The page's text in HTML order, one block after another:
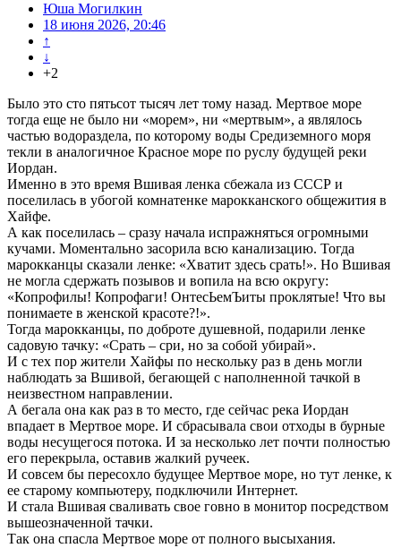
Юша Могилкин
18 июня 2026, 20:46
↑
↓
+2
Было это сто пятьсот тысяч лет тому назад. Мертвое море
тогда еще не было ни «морем», ни «мертвым», а являлось
частью водораздела, по которому воды Средиземного моря
текли в аналогичное Красное море по руслу будущей реки
Иордан.
Именно в это время Вшивая ленка сбежала из СССР и
поселилась в убогой комнатенке марокканского общежития в
Хайфе.
А как поселилась – сразу начала испражняться огромными
кучами. Моментально засорила всю канализацию. Тогда
марокканцы сказали ленке: «Хватит здесь срать!». Но Вшивая
не могла сдержать позывов и вопила на всю округу:
«Копрофилы! Копрофаги! ОнтесЬемЪиты проклятые! Что вы
понимаете в женской красоте?!».
Тогда марокканцы, по доброте душевной, подарили ленке
садовую тачку: «Срать – сри, но за собой убирай».
И с тех пор жители Хайфы по нескольку раз в день могли
наблюдать за Вшивой, бегающей с наполненной тачкой в
неизвестном направлении.
А бегала она как раз в то место, где сейчас река Иордан
впадает в Мертвое море. И сбрасывала свои отходы в бурные
воды несущегося потока. И за несколько лет почти полностью
его перекрыла, оставив жалкий ручеек.
И совсем бы пересохло будущее Мертвое море, но тут ленке, к
ее старому компьютеру, подключили Интернет.
И стала Вшивая сваливать свое говно в монитор посредством
вышеозначенной тачки.
Так она спасла Мертвое море от полного высыхания.